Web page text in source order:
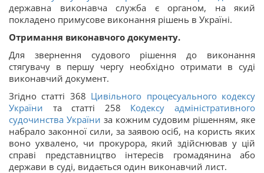
державна виконавча служба є органом, на який
покладено примусове виконання рішень в Україні.
Отримання виконавчого документу.
Для звернення судового рішення до виконання
стягувачу в першу чергу необхідно отримати в суді
виконавчий документ.
Згідно статті 368 Цивільного процесуального кодексу
України та статті 258 Кодексу адміністративного
судочинства України за кожним судовим рішенням, яке
набрало законної сили, за заявою осіб, на користь яких
воно ухвалено, чи прокурора, який здійснював у цій
справі представництво інтересів громадянина або
держави в суді, видається один виконавчий лист.